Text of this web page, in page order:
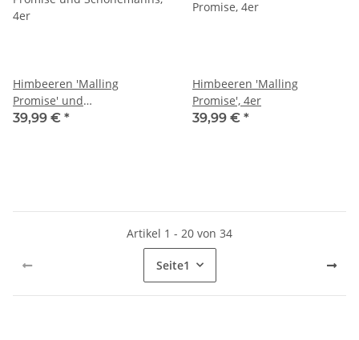
Himbeeren 'Malling
Promise' und
'Schönemanns', 4er
39,99 € *
Himbeeren 'Malling
Promise', 4er
39,99 € *
Artikel 1 - 20 von 34
Seite1